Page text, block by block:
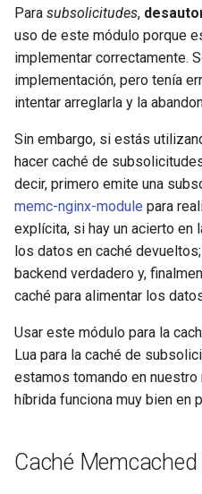
rabbitmqstomp
rack
redis-connector
redis-ratelimit
redis-util
redis
repl
reqargs
riak
Para subsolicitudes,
uso de este módulo porque
implementar correctamente.
implementación, pero tenía
intentar arreglarla y la
Sin embargo, si estás
hacer caché de
decir, primero emite una
memc-nginx-module para
explícita, si hay un acierto en
los datos en caché
backend verdadero y,
caché para alimentar los
Usar este módulo para la
Lua para la caché de
estamos tomando en
híbrida funciona muy bien en
Caché